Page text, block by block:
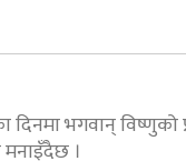
भगवान्
।